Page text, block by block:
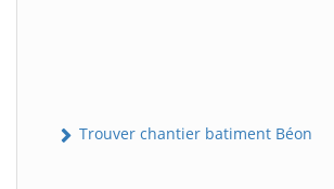
Trouver chantier batiment Béon